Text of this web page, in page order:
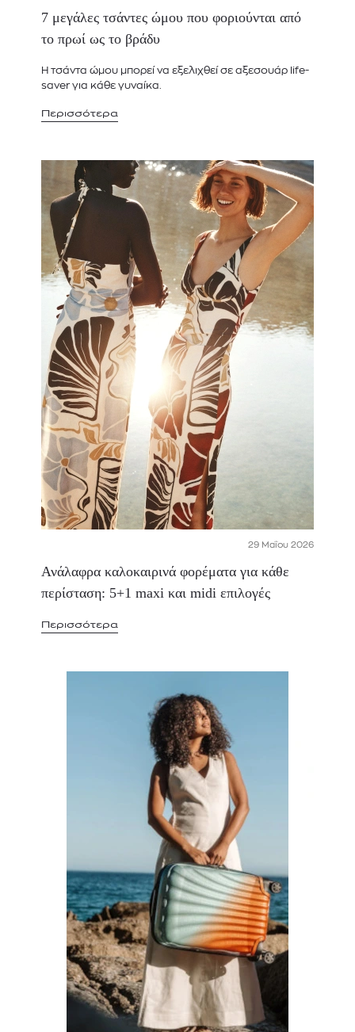
7 μεγάλες τσάντες ώμου που φοριούνται από
το πρωί ως το βράδυ
Η τσάντα ώμου μπορεί να εξελιχθεί σε αξεσουάρ life-
saver για κάθε γυναίκα.
Περισσότερα
29 Μαΐου 2026
Ανάλαφρα καλοκαιρινά φορέματα για κάθε
περίσταση: 5+1 maxi και midi επιλογές
Περισσότερα